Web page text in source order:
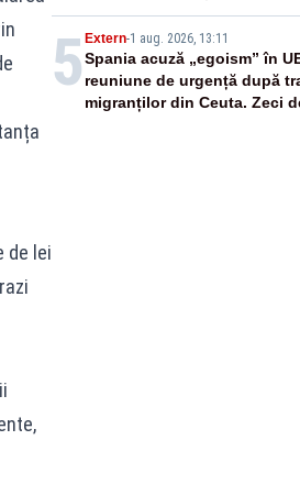
de lei
5 Extern-1 aug. 2026, 13:11
Spania acuză „egoism” în
reuniune de urgență după
migranților din Ceuta. Zeci